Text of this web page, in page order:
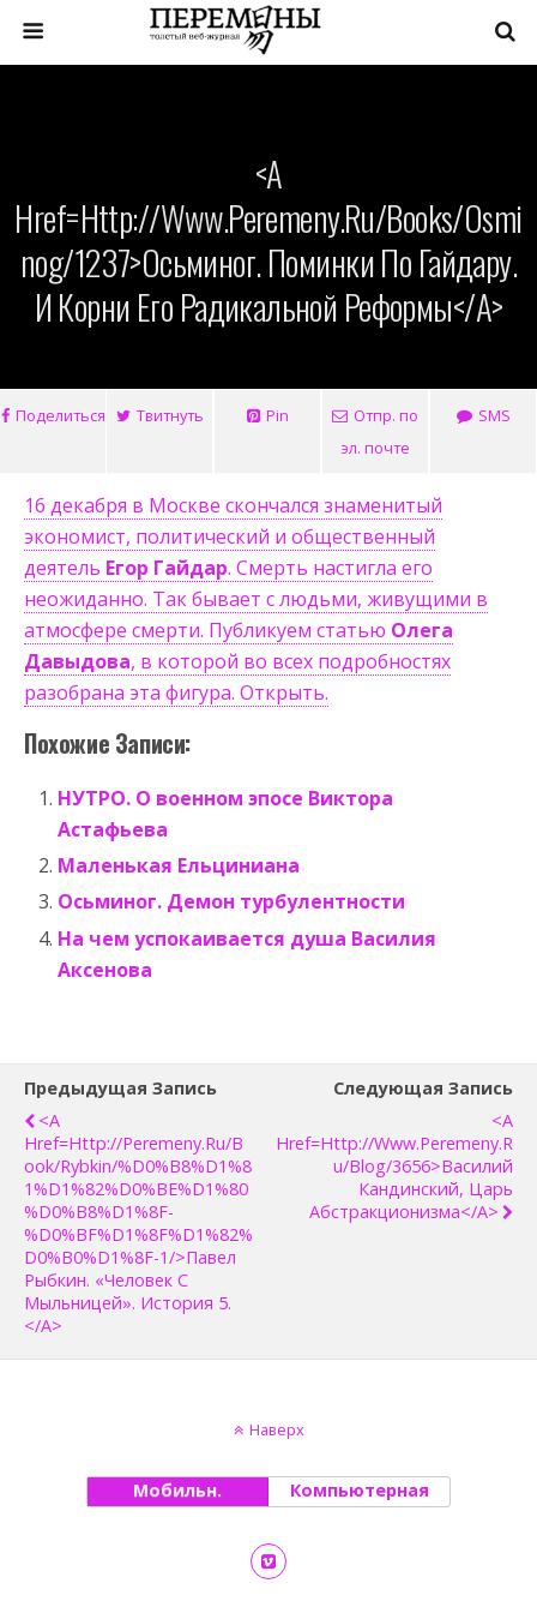
<a
Href=http://www.peremeny.ru/books/osmi
Nog/1237>Осьминог. Поминки По Гайдару.
И Корни Его Радикальной Реформы</a>
Поделиться Твитнуть Pin
Отпр. по
эл. почте
SMS
16 декабря в Москве скончался знаменитый
экономист, политический и общественный
деятель Егор Гайдар. Смерть настигла его
неожиданно. Так бывает с людьми, живущими в
атмосфере смерти. Публикуем статью Олега
Давыдова, в которой во всех подробностях
разобрана эта фигура. Открыть.
Похожие Записи:
НУТРО. О военном эпосе Виктора
Астафьева
Маленькая Ельциниана
Осьминог. Демон турбулентности
На чем успокаивается душа Василия
Аксенова
Предыдущая Запись
<a
Href=http://peremeny.ru/b
Ook/rybkin/%D0%B8%D1%8
1%D1%82%D0%BE%D1%80
%D0%B8%D1%8F-
%D0%BF%D1%8F%D1%82%
D0%B0%D1%8F-1/>Павел
Рыбкин. «Человек С
Мыльницей». История 5.
</a>
Следующая Запись
<a
Href=http://www.peremeny.r
U/blog/3656>Василий
Кандинский, Царь
Абстракционизма</a>
Наверх
Мобильн. Компьютерная